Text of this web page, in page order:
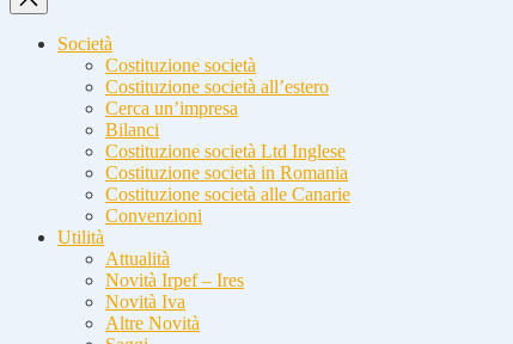
Società
Costituzione società
Costituzione società all’estero
Cerca un’impresa
Bilanci
Costituzione società Ltd Inglese
Costituzione società in Romania
Costituzione società alle Canarie
Convenzioni
Utilità
Attualità
Novità Irpef – Ires
Novità Iva
Altre Novità